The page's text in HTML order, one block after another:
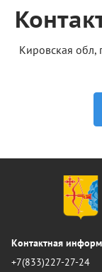
Кировская обл,
Контактная
+7(833)227-27-24